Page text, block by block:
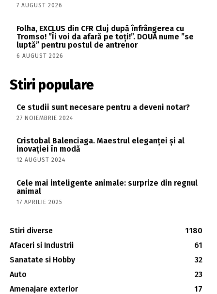
7 AUGUST 2026
Folha, EXCLUS din CFR Cluj după înfrângerea cu
Tromso! ”Îi voi da afară pe toți!”. DOUĂ nume ”se
luptă” pentru postul de antrenor
6 AUGUST 2026
Stiri populare
Ce studii sunt necesare pentru a deveni notar?
27 NOIEMBRIE 2024
Cristobal Balenciaga. Maestrul eleganței și al
inovației în modă
12 AUGUST 2024
Cele mai inteligente animale: surprize din regnul
animal
17 APRILIE 2025
Stiri diverse
1180
Afaceri si Industrii
61
Sanatate si Hobby
32
Auto
23
Amenajare exterior
17